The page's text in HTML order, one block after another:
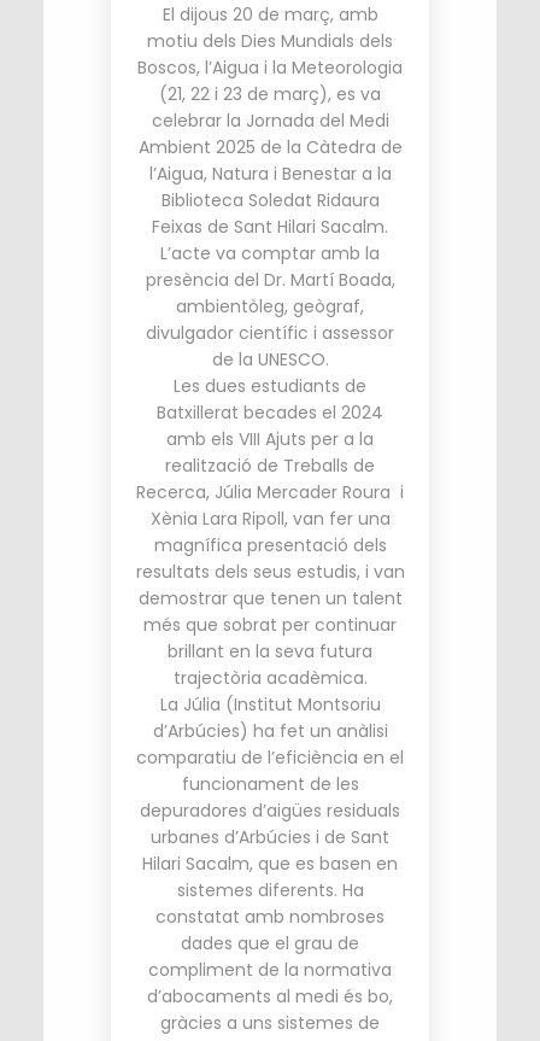
El dijous 20 de març, amb
motiu dels Dies Mundials dels
Boscos, l’Aigua i la Meteorologia
(21, 22 i 23 de març), es va
celebrar la Jornada del Medi
Ambient 2025 de la Càtedra de
l’Aigua, Natura i Benestar a la
Biblioteca Soledat Ridaura
Feixas de Sant Hilari Sacalm.
L’acte va comptar amb la
presència del Dr. Martí Boada,
ambientòleg, geògraf,
divulgador científic i assessor
de la UNESCO.
Les dues estudiants de
Batxillerat becades el 2024
amb els VIII Ajuts per a la
realització de Treballs de
Recerca, Júlia Mercader Roura i
Xènia Lara Ripoll, van fer una
magnífica presentació dels
resultats dels seus estudis, i van
demostrar que tenen un talent
més que sobrat per continuar
brillant en la seva futura
trajectòria acadèmica.
La Júlia (Institut Montsoriu
d’Arbúcies) ha fet un anàlisi
comparatiu de l’eficiència en el
funcionament de les
depuradores d’aigües residuals
urbanes d’Arbúcies i de Sant
Hilari Sacalm, que es basen en
sistemes diferents. Ha
constatat amb nombroses
dades que el grau de
compliment de la normativa
d’abocaments al medi és bo,
gràcies a uns sistemes de